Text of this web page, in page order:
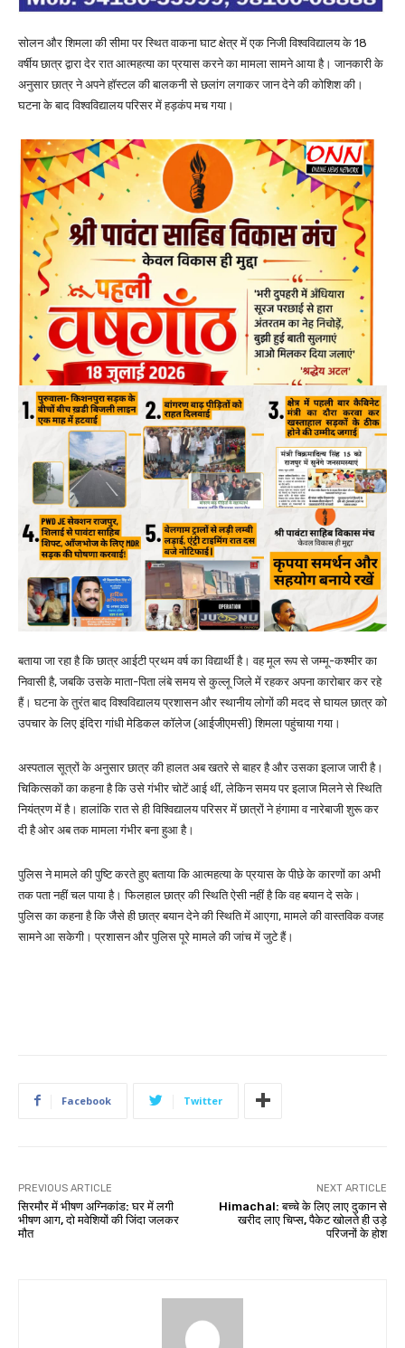
सोलन और शिमला की सीमा पर स्थित वाकना घाट क्षेत्र में एक निजी विश्वविद्यालय के 18
वर्षीय छात्र द्वारा देर रात आत्महत्या का प्रयास करने का मामला सामने आया है। जानकारी के
अनुसार छात्र ने अपने हॉस्टल की बालकनी से छलांग लगाकर जान देने की कोशिश की।
घटना के बाद विश्वविद्यालय परिसर में हड़कंप मच गया।
बताया जा रहा है कि छात्र आईटी प्रथम वर्ष का विद्यार्थी है। वह मूल रूप से जम्मू-कश्मीर का
निवासी है, जबकि उसके माता-पिता लंबे समय से कुल्लू जिले में रहकर अपना कारोबार कर रहे
हैं। घटना के तुरंत बाद विश्वविद्यालय प्रशासन और स्थानीय लोगों की मदद से घायल छात्र को
उपचार के लिए इंदिरा गांधी मेडिकल कॉलेज (आईजीएमसी) शिमला पहुंचाया गया।
अस्पताल सूत्रों के अनुसार छात्र की हालत अब खतरे से बाहर है और उसका इलाज जारी है।
चिकित्सकों का कहना है कि उसे गंभीर चोटें आई थीं, लेकिन समय पर इलाज मिलने से स्थिति
नियंत्रण में है। हालांकि रात से ही विश्विद्यालय परिसर में छात्रों ने हंगामा व नारेबाजी शुरू कर
दी है ओर अब तक मामला गंभीर बना हुआ है।
पुलिस ने मामले की पुष्टि करते हुए बताया कि आत्महत्या के प्रयास के पीछे के कारणों का अभी
तक पता नहीं चल पाया है। फिलहाल छात्र की स्थिति ऐसी नहीं है कि वह बयान दे सके।
पुलिस का कहना है कि जैसे ही छात्र बयान देने की स्थिति में आएगा, मामले की वास्तविक वजह
सामने आ सकेगी। प्रशासन और पुलिस पूरे मामले की जांच में जुटे हैं।
Facebook Twitter
PREVIOUS ARTICLE
सिरमौर में भीषण अग्निकांड: घर में लगी
भीषण आग, दो मवेशियों की जिंदा जलकर
मौत
NEXT ARTICLE
Himachal: बच्चे के लिए लाए दुकान से
खरीद लाए चिप्स, पैकेट खोलते ही उड़े
परिजनों के होश